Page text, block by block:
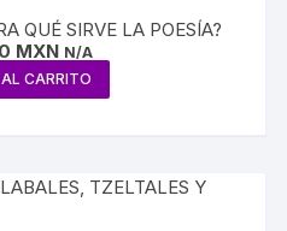
QUÉ SIRVE LA POESÍA?
MXN N/A
CARRITO